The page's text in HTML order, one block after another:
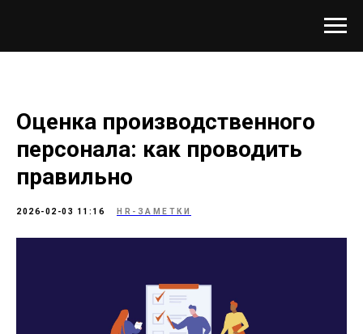
Оценка производственного
персонала: как проводить
правильно
2026-02-03 11:16 HR-ЗАМЕТКИ